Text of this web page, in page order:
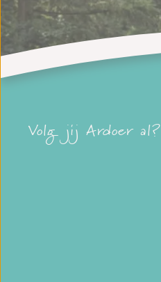
Volg jij Ardoer al?